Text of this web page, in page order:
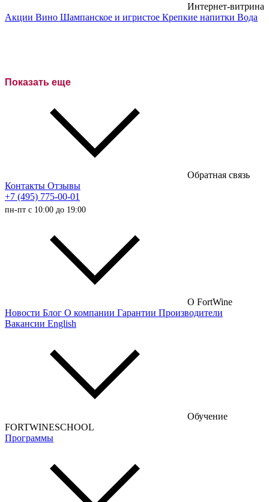
Интернет-витрина
Акции Вино Шампанское и игристое Крепкие напитки Вода
Полусухие вина
Полусладкие вина
Итальянские вина
Испанские вина
Немецкие вина
Австрийские вина
Чилийские вина
Португальские вина
Аргентинские вина
Армянские вина
Американские вина
Грузинские вина
Показать еще
Обратная связь
Контакты Отзывы
+7 (495) 775-00-01
пн-пт с 10:00 до 19:00
О FortWine
Новости Блог О компании Гарантии Производители
Вакансии English
Обучение
FORTWINESCHOOL
Программы